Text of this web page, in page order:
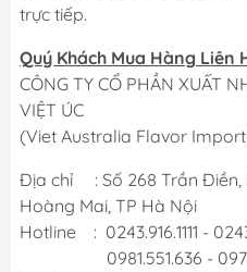
trực tiếp.
Quý Khách Mua Hàng Liên
CÔNG TY CỔ PHẦN XUẤT
VIỆT ÚC
(Viet Australia Flavor Import
Địa chỉ : Số 268 Trần Điền,
Hoàng Mai, TP Hà Nội
Hotline : 0243.916.1111 -
0981.551.636 -